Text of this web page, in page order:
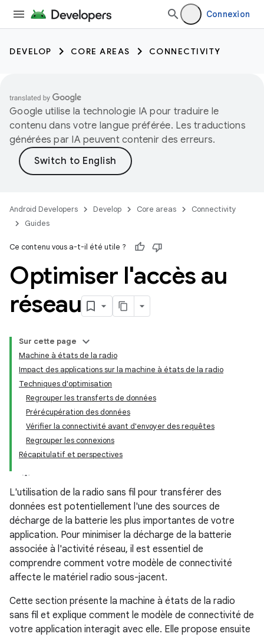
Connexion
DEVELOP CORE AREAS CONNECTIVITY
Google utilise la technologie IA pour traduire le
contenu dans votre langue préférée. Les traductions
générées par IA peuvent contenir des erreurs.
Android Developers Develop Core areas
Connectivity
Guides
Ce contenu vous a-t-il été utile ?
Optimiser l'accès au
réseau
Sur cette page
Machine à états de la radio
Impact des applications sur la machine à états de la radio
Techniques d'optimisation
Regrouper les transferts de données
Prérécupération des données
Vérifier la connectivité avant d'envoyer des requêtes
Regrouper les connexions
Récapitulatif et perspectives
L'utilisation de la radio sans fil pour transférer des
données est potentiellement l'une des sources de
décharge de la batterie les plus importantes de votre
application. Pour minimiser la décharge de la batterie
associée à l'activité réseau, il est essentiel de
comprendre comment votre modèle de connectivité
affecte le matériel radio sous-jacent.
Cette section présente la machine à états de la radio
sans fil et explique comment le modèle de connectivité de
votre application interagit avec elle. Elle propose ensuite